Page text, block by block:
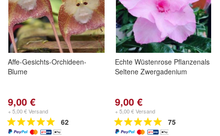
Affe-Gesichts-Orchideen-
Blume
9,00 €
+ 5,00 € Versand
62
Echte Wüstenrose Pflanzenals
Seltene Zwergadenium
9,00 €
+ 5,00 € Versand
75